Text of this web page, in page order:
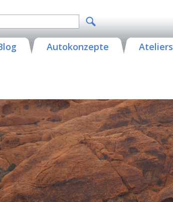
Autokonzepte
Ateliers